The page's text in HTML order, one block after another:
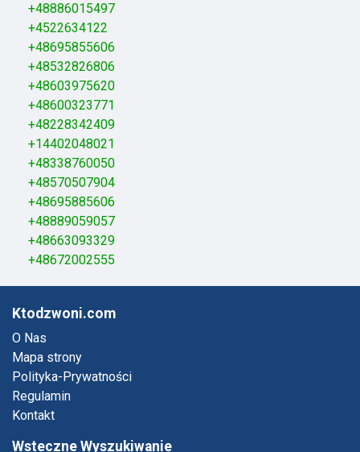
+48886015497
+4522634122
+48695855606
+48532826806
+48603975620
+48600323771
+48228342409
+14402048021
+48338760050
+48570507904
+48695885606
+48889059057
+48663093329
+48672002555
Ktodzwoni.com
O Nas
Mapa strony
Polityka-Prywatności
Regulamin
Kontakt
Wsteczne Wyszukiwanie